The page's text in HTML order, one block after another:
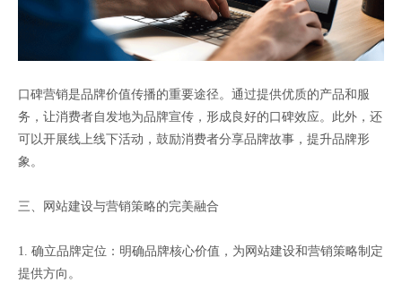
口碑营销是品牌价值传播的重要途径。通过提供优质的产品和服
务，让消费者自发地为品牌宣传，形成良好的口碑效应。此外，还
可以开展线上线下活动，鼓励消费者分享品牌故事，提升品牌形
象。
三、网站建设与营销策略的完美融合
1. 确立品牌定位：明确品牌核心价值，为网站建设和营销策略制定
提供方向。